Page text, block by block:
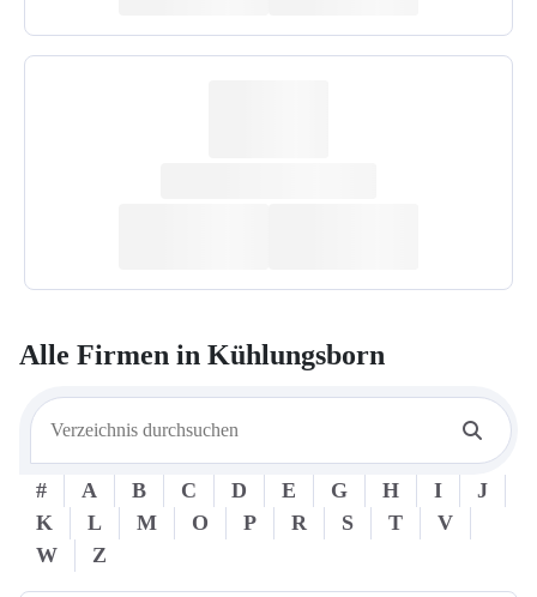
Alle Firmen in Kühlungsborn
# A B C D E G H I
J
K
L M O P R S T
V
W
Z